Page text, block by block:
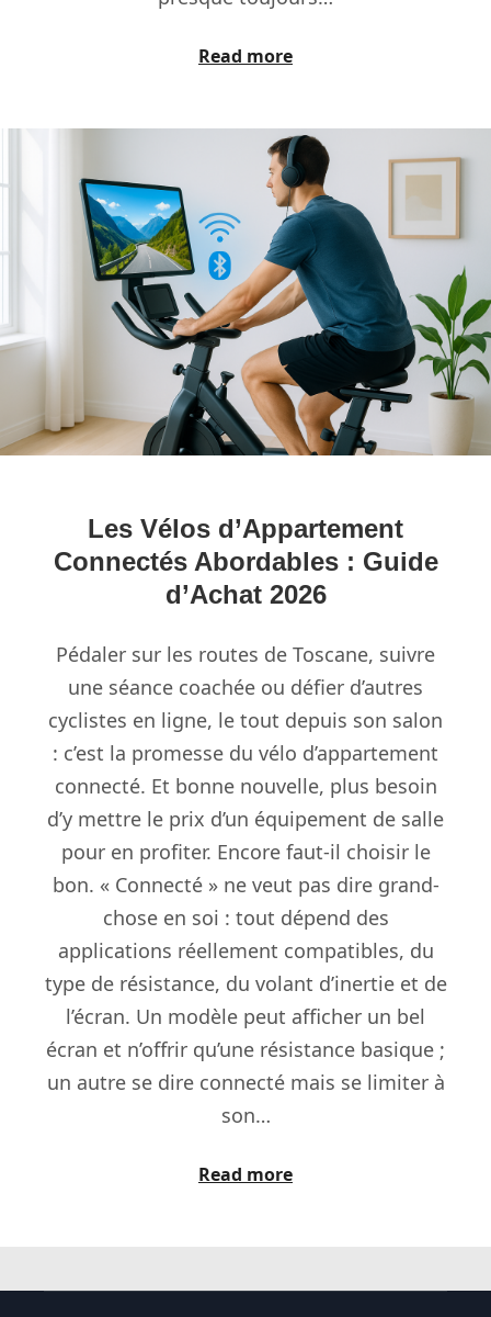
Read more
Les Vélos d’Appartement
Connectés Abordables : Guide
d’Achat 2026
Pédaler sur les routes de Toscane, suivre
une séance coachée ou défier d’autres
cyclistes en ligne, le tout depuis son salon
: c’est la promesse du vélo d’appartement
connecté. Et bonne nouvelle, plus besoin
d’y mettre le prix d’un équipement de salle
pour en profiter. Encore faut-il choisir le
bon. « Connecté » ne veut pas dire grand-
chose en soi : tout dépend des
applications réellement compatibles, du
type de résistance, du volant d’inertie et de
l’écran. Un modèle peut afficher un bel
écran et n’offrir qu’une résistance basique ;
un autre se dire connecté mais se limiter à
son…
Read more